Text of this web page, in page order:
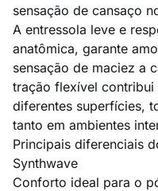
sensação de cansaço
A entressola leve e
anatômica, garante
sensação de maciez a
tração flexível contribui
diferentes superfícies,
tanto em ambientes
Principais diferenciais
Synthwave
Conforto ideal para o